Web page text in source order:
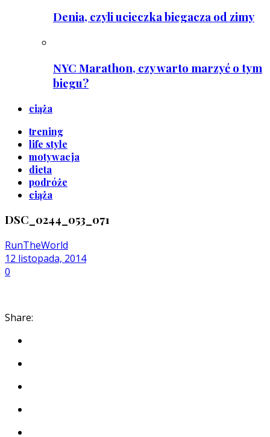
Denia, czyli ucieczka biegacza od zimy
NYC Marathon, czy warto marzyć o tym
biegu?
ciąża
trening
life style
motywacja
dieta
podróże
ciąża
DSC_0244_053_071
RunTheWorld
12 listopada, 2014
0
Share: